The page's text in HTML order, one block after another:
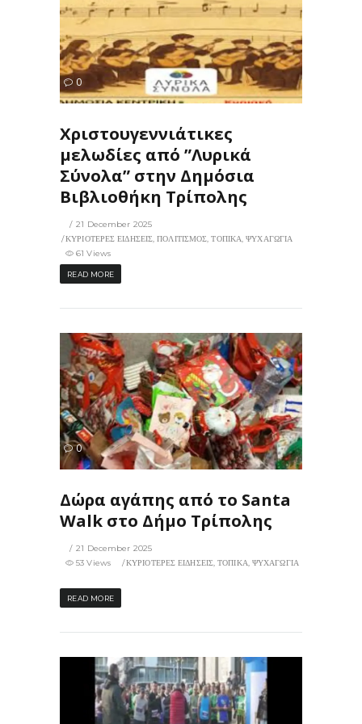
0
Χριστουγεννιάτικες
μελωδίες από ”Λυρικά
Σύνολα” στην Δημόσια
Βιβλιοθήκη Τρίπολης
21 December 2025
ΚΥΡΙΟΤΕΡΕΣ ΕΙΔΗΣΕΙΣ,ΠΟΛΙΤΙΣΜΟΣ,ΤΟΠΙΚΑ,ΨΥΧΑΓΩΓΙΑ
61 Views
READ MORE
0
Δώρα αγάπης από το Santa
Walk στο Δήμο Τρίπολης
21 December 2025
ΚΥΡΙΟΤΕΡΕΣ ΕΙΔΗΣΕΙΣ,ΤΟΠΙΚΑ, ΨΥΧΑΓΩΓΙΑ
53 Views
READ MORE